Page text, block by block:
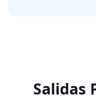
Salidas